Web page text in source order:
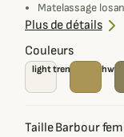
Matelassage
Doublure tartan
Plus de détails
Couleurs
light trench/
Taille Barbour